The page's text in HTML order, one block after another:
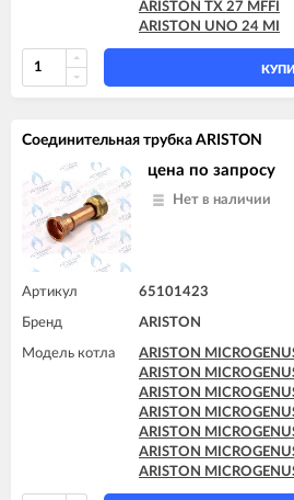
ARISTON TX 27 MFFI
ARISTON UNO 24 MI
Соединительная трубка ARISTON
цена по запросу
Нет в наличии
Артикул 65101423
Бренд ARISTON
Модель котла
ARISTON
ARISTON
ARISTON
ARISTON
ARISTON
ARISTON
ARISTON